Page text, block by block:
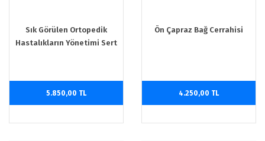
Sık Görülen Ortopedik
Hastalıkların Yönetimi Sert
5.850,00 TL
Ön Çapraz Bağ Cerrahisi
4.250,00 TL